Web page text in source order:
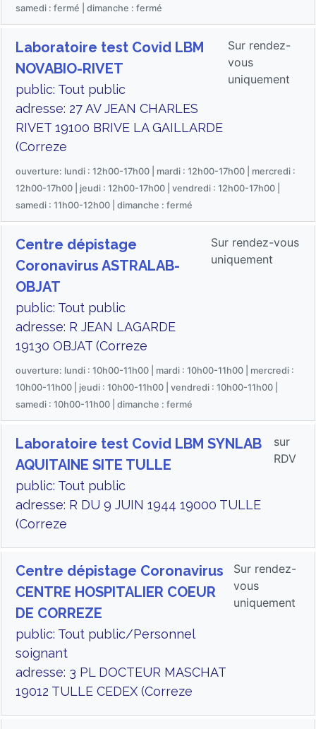
samedi : fermé | dimanche : fermé
Laboratoire test Covid LBM
NOVABIO-RIVET
public: Tout public
adresse: 27 AV JEAN CHARLES
RIVET 19100 BRIVE LA GAILLARDE
(Correze
Sur rendez-
vous
uniquement
ouverture: lundi : 12h00-17h00 | mardi : 12h00-17h00 | mercredi :
12h00-17h00 | jeudi : 12h00-17h00 | vendredi : 12h00-17h00 |
samedi : 11h00-12h00 | dimanche : fermé
Centre dépistage
Coronavirus ASTRALAB-
OBJAT
public: Tout public
adresse: R JEAN LAGARDE
19130 OBJAT (Correze
Sur rendez-vous
uniquement
ouverture: lundi : 10h00-11h00 | mardi : 10h00-11h00 | mercredi :
10h00-11h00 | jeudi : 10h00-11h00 | vendredi : 10h00-11h00 |
samedi : 10h00-11h00 | dimanche : fermé
Laboratoire test Covid LBM SYNLAB
AQUITAINE SITE TULLE
public: Tout public
adresse: R DU 9 JUIN 1944 19000 TULLE
(Correze
sur
RDV
Centre dépistage Coronavirus
CENTRE HOSPITALIER COEUR
DE CORREZE
public: Tout public/Personnel
soignant
adresse: 3 PL DOCTEUR MASCHAT
19012 TULLE CEDEX (Correze
Sur rendez-
vous
uniquement